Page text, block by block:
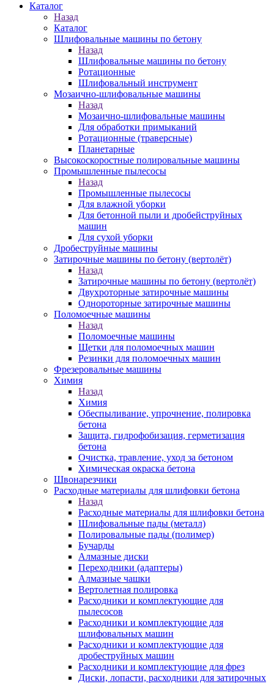
Каталог
Назад
Каталог
Шлифовальные машины по бетону
Назад
Шлифовальные машины по бетону
Ротационные
Шлифовальный инструмент
Мозаично-шлифовальные машины
Назад
Мозаично-шлифовальные машины
Для обработки примыканий
Ротационные (траверсные)
Планетарные
Высокоскоростные полировальные машины
Промышленные пылесосы
Назад
Промышленные пылесосы
Для влажной уборки
Для бетонной пыли и дробейструйных
машин
Для сухой уборки
Дробеструйные машины
Затирочные машины по бетону (вертолёт)
Назад
Затирочные машины по бетону (вертолёт)
Двухроторные затирочные машины
Однороторные затирочные машины
Поломоечные машины
Назад
Поломоечные машины
Щетки для поломоечных машин
Резинки для поломоечных машин
Фрезеровальные машины
Химия
Назад
Химия
Обеспыливание, упрочнение, полировка
бетона
Защита, гидрофобизация, герметизация
бетона
Очистка, травление, уход за бетоном
Химическая окраска бетона
Швонарезчики
Расходные материалы для шлифовки бетона
Назад
Расходные материалы для шлифовки бетона
Шлифовальные пады (металл)
Полировальные пады (полимер)
Бучарды
Алмазные диски
Переходники (адаптеры)
Алмазные чашки
Вертолетная полировка
Расходники и комплектующие для
пылесосов
Расходники и комплектующие для
шлифовальных машин
Расходники и комплектующие для
дробеструйных машин
Расходники и комплектующие для фрез
Диски, лопасти, расходники для затирочных